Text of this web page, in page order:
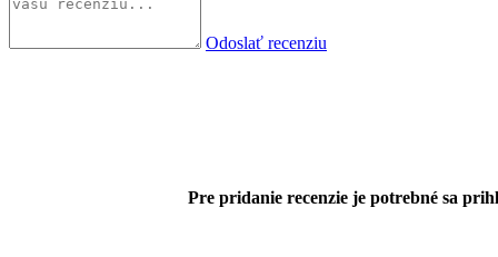
Odoslať recenziu
Pre pridanie recenzie je potrebné sa